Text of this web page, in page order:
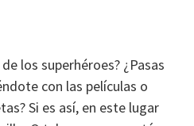
los superhéroes? ¿Pasas
con las películas o
Si es así, en este lugar